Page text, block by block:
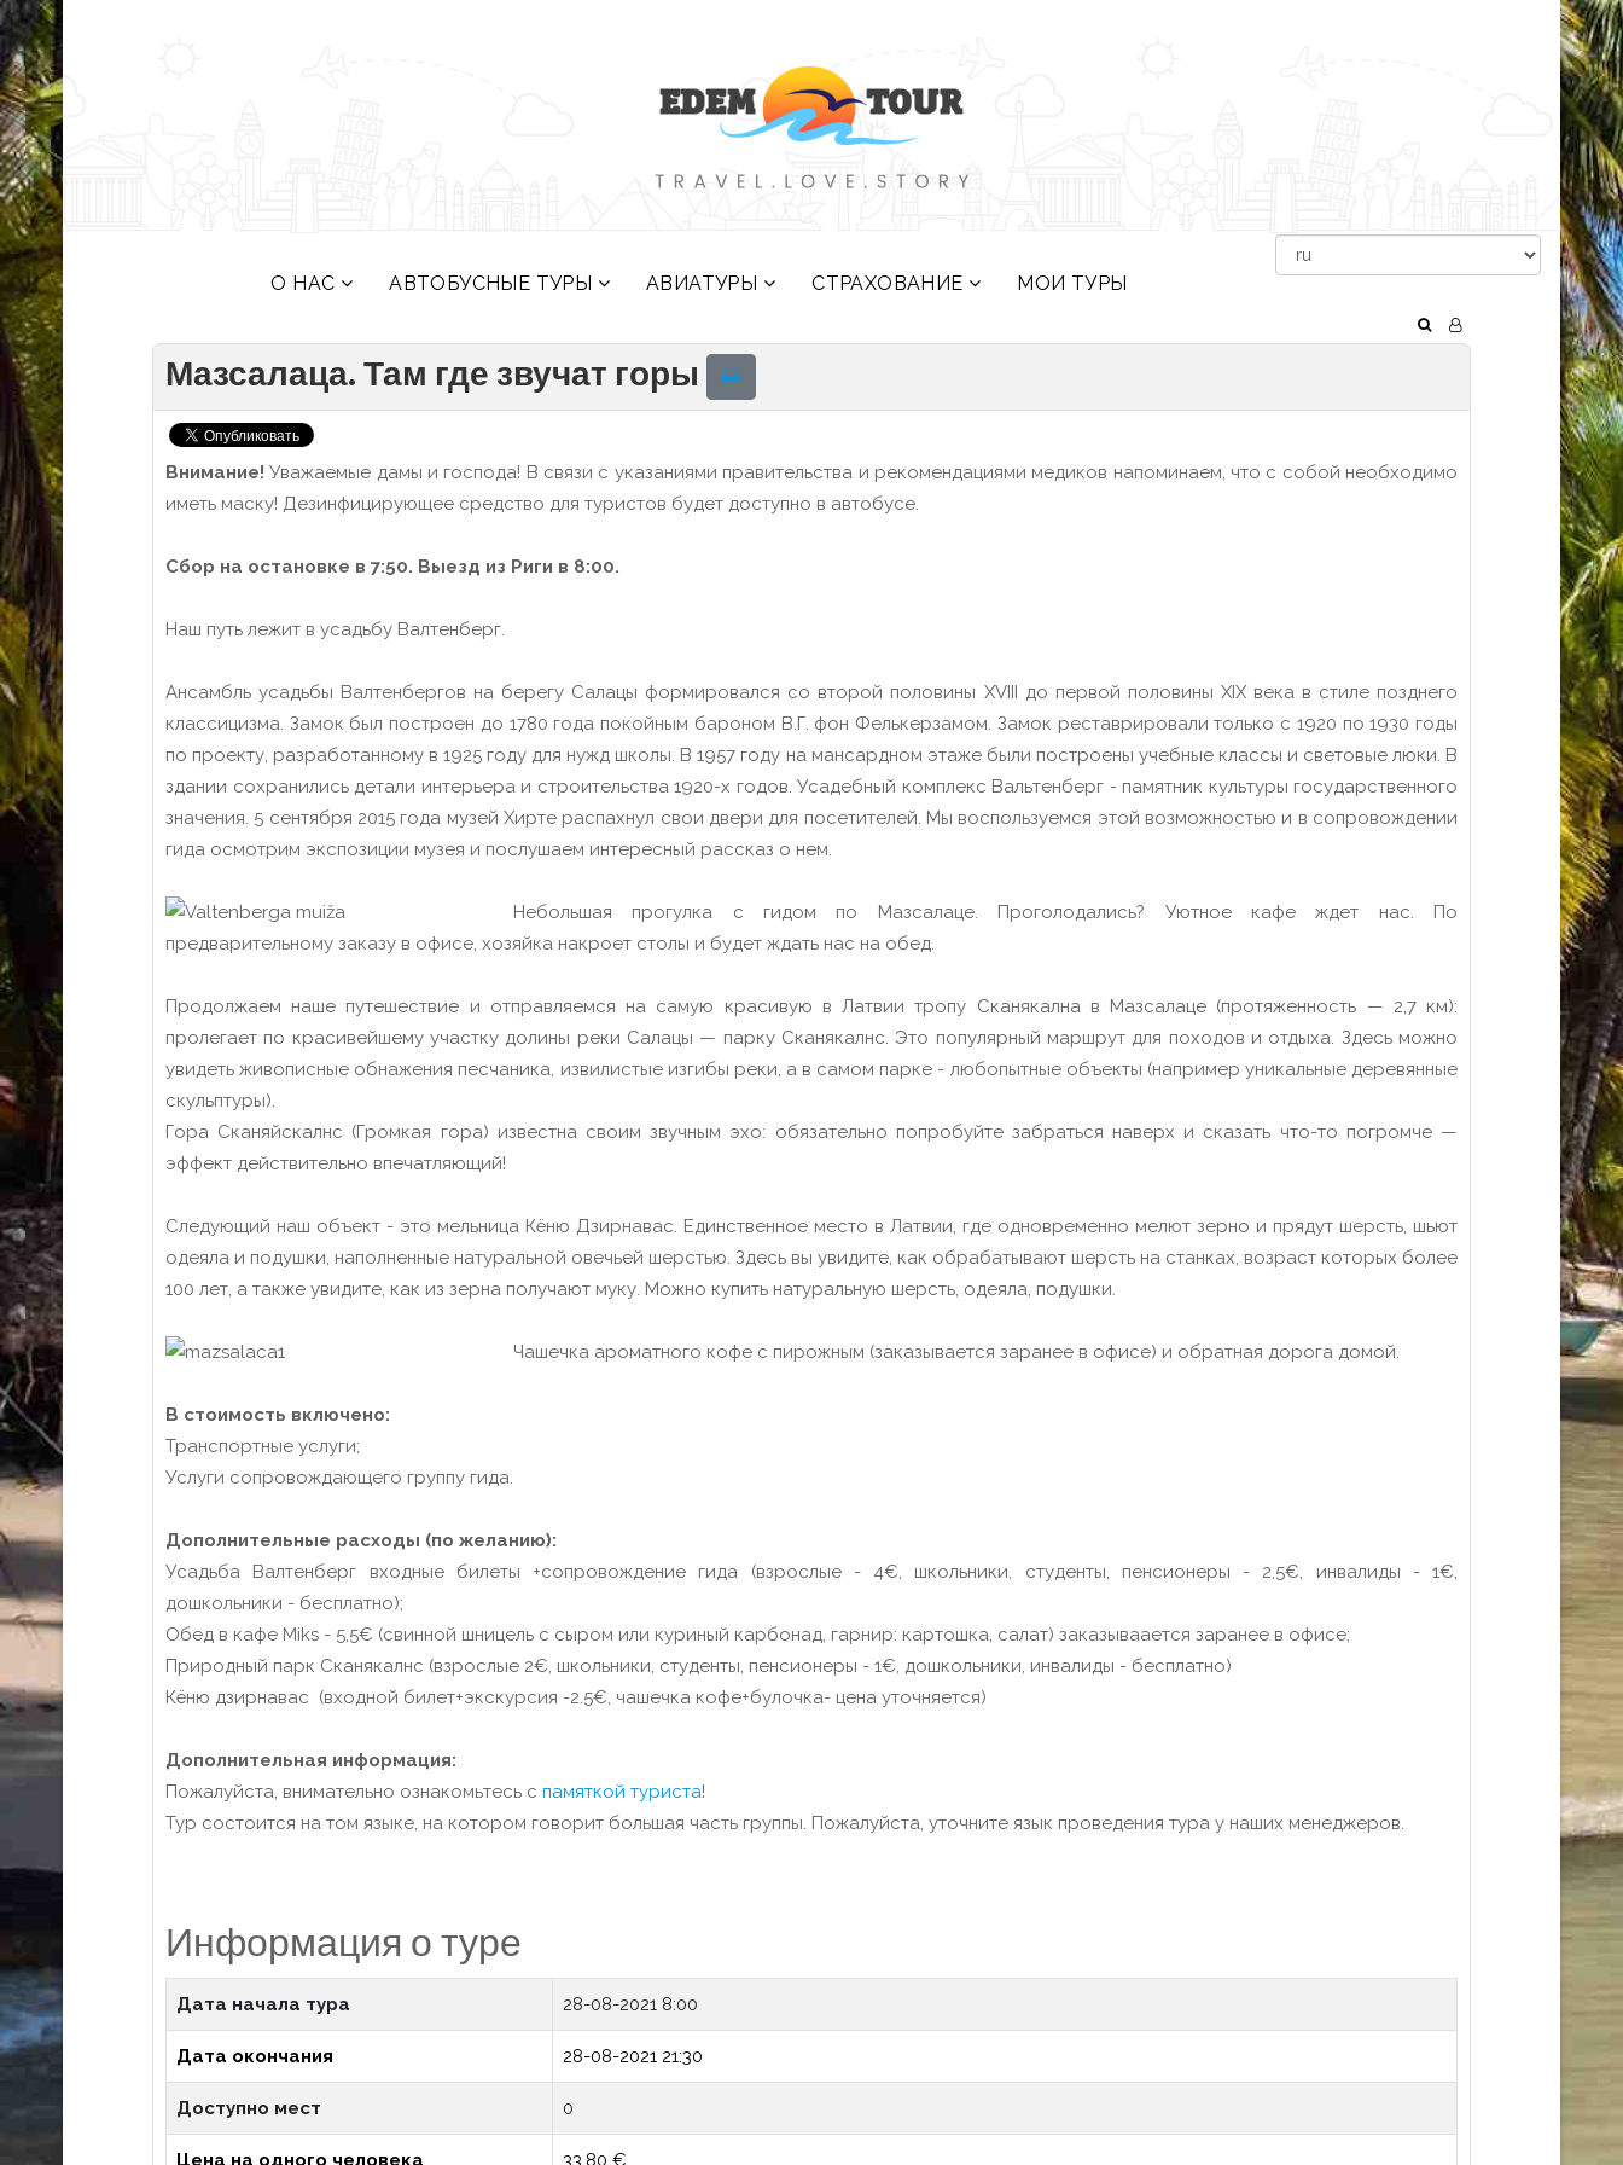
О НАС АВТОБУСНЫЕ ТУРЫ АВИАТУРЫ СТРАХОВАНИЕ МОИ ТУРЫ
Мазсалаца. Там где звучат горы
Внимание! Уважаемые дамы и господа! В связи с указаниями правительства и рекомендациями медиков напоминаем, что с собой необходимо
иметь маску! Дезинфицирующее средство для туристов будет доступно в автобусе.
Сбор на остановке в 7:50. Выезд из Риги в 8:00.
Наш путь лежит в усадьбу Валтенберг.
Ансамбль усадьбы Валтенбергов на берегу Салацы формировался со второй половины XVIII до первой половины XIX века в стиле позднего
классицизма. Замок был построен до 1780 года покойным бароном В.Г. фон Фелькерзамом. Замок реставрировали только с 1920 по 1930 годы
по проекту, разработанному в 1925 году для нужд школы. В 1957 году на мансардном этаже были построены учебные классы и световые люки. В
здании сохранились детали интерьера и строительства 1920-х годов. Усадебный комплекс Вальтенберг - памятник культуры государственного
значения. 5 сентября 2015 года музей Хирте распахнул свои двери для посетителей. Мы воспользуемся этой возможностью и в сопровождении
гида осмотрим экспозиции музея и послушаем интересный рассказ о нем.
Небольшая прогулка с гидом по Мазсалаце. Проголодались? Уютное кафе ждет нас. По
предварительному заказу в офисе, хозяйка накроет столы и будет ждать нас на обед.
Продолжаем наше путешествие и отправляемся на самую красивую в Латвии тропу Сканякална в Мазсалаце (протяженность — 2,7 км):
пролегает по красивейшему участку долины реки Салацы — парку Сканякалнс. Это популярный маршрут для походов и отдыха. Здесь можно
увидеть живописные обнажения песчаника, извилистые изгибы реки, а в самом парке - любопытные объекты (например уникальные деревянные
скульптуры).
Гора Сканяйскалнс (Громкая гора) известна своим звучным эхо: обязательно попробуйте забраться наверх и сказать что-то погромче —
эффект действительно впечатляющий!
Следующий наш объект - это мельница Кёню Дзирнавас. Единственное место в Латвии, где одновременно мелют зерно и прядут шерсть, шьют
одеяла и подушки, наполненные натуральной овечьей шерстью. Здесь вы увидите, как обрабатывают шерсть на станках, возраст которых более
100 лет, а также увидите, как из зерна получают муку. Можно купить натуральную шерсть, одеяла, подушки.
Чашечка ароматного кофе с пирожным (заказывается заранее в офисе) и обратная дорога домой.
В стоимость включено:
Транспортные услуги;
Услуги сопровождающего группу гида.
Дополнительные расходы (по желанию):
Усадьба Валтенберг входные билеты +сопровождение гида (взрослые - 4€, школьники, студенты, пенсионеры - 2,5€, инвалиды - 1€,
дошкольники - бесплатно);
Обед в кафе Miks - 5,5€ (свинной шницель с сыром или куриный карбонад, гарнир: картошка, салат) заказываается заранее в офисе;
Природный парк Сканякалнс (взрослые 2€, школьники, студенты, пенсионеры - 1€, дошкольники, инвалиды - бесплатно)
Кёню дзирнавас (входной билет+экскурсия -2.5€, чашечка кофе+булочка- цена уточняется)
Дополнительная информация:
Пожалуйста, внимательно ознакомьтесь с памяткой туриста!
Тур состоится на том языке, на котором говорит большая часть группы. Пожалуйста, уточните язык проведения тура у наших менеджеров.
Информация о туре
Дата начала тура 28-08-2021 8:00
Дата окончания 28-08-2021 21:30
Доступно мест 0
Цена на одного человека 33.80 €